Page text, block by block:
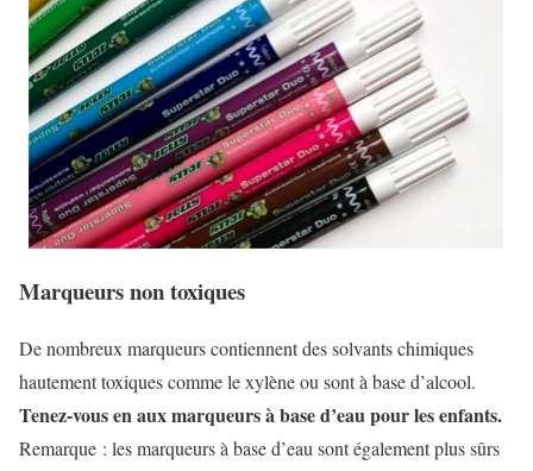
Marqueurs non toxiques
De nombreux marqueurs contiennent des solvants chimiques
hautement toxiques comme le xylène ou sont à base d’alcool.
Tenez-vous en aux marqueurs à base d’eau pour les enfants.
Remarque : les marqueurs à base d’eau sont également plus sûrs